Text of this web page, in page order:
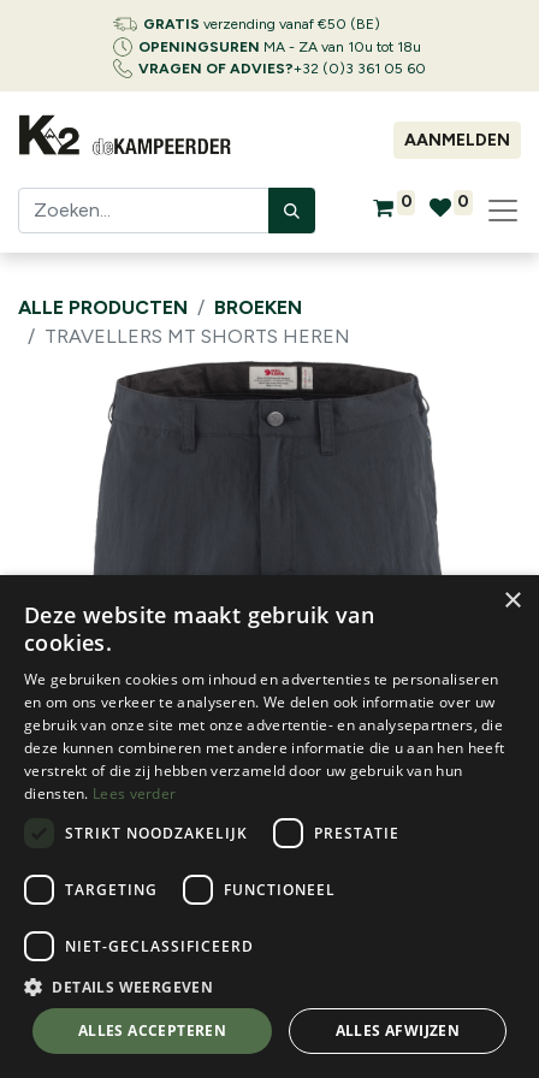
GRATIS verzending vanaf €50 (BE)
OPENINGSUREN MA - ZA van 10u tot 18u
VRAGEN OF ADVIES?+32 (0)3 361 05 60
AANMELDEN
0 0
ALLE PRODUCTEN
BROEKEN
TRAVELLERS MT SHORTS HEREN
Fjallraven
Travellers MT Shorts Heren
Dark Navy
Kies een maat
💬 Stel je vraag over dit product via WhatsApp
×
Deze website maakt gebruik van
cookies.
We gebruiken cookies om inhoud en advertenties te personaliseren
en om ons verkeer te analyseren. We delen ook informatie over uw
gebruik van onze site met onze advertentie- en analysepartners, die
deze kunnen combineren met andere informatie die u aan hen heeft
verstrekt of die zij hebben verzameld door uw gebruik van hun
diensten. Lees verder
STRIKT NOODZAKELIJK
PRESTATIE
TARGETING FUNCTIONEEL
NIET-GECLASSIFICEERD
DETAILS WEERGEVEN
ALLES ACCEPTEREN ALLES AFWIJZEN